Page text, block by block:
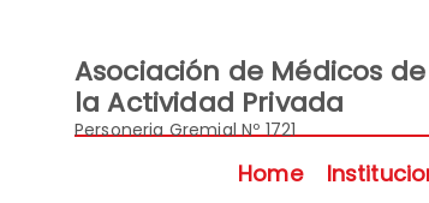
contenidoAsociación de Médicos de
la Actividad Privada
Personeria Gremial Nº 1721
Home